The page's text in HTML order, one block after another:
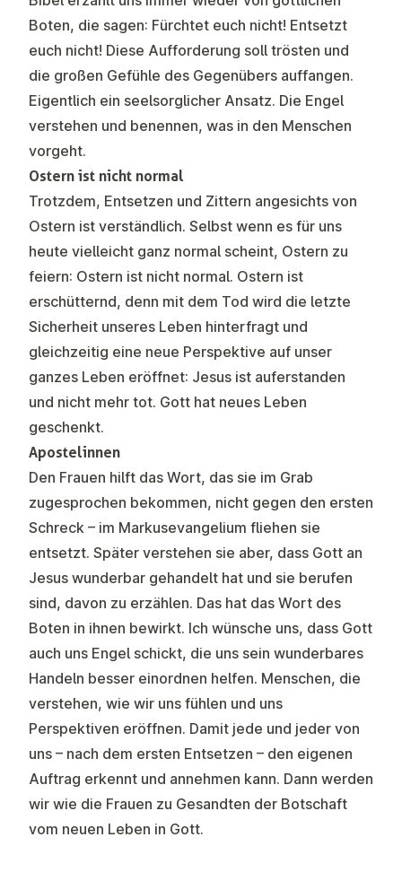
Boten, die sagen: Fürchtet euch nicht! Entsetzt
euch nicht! Diese Aufforderung soll trösten und
die großen Gefühle des Gegenübers auffangen.
Eigentlich ein seelsorglicher Ansatz. Die Engel
verstehen und benennen, was in den Menschen
vorgeht.
Ostern ist nicht normal
Trotzdem, Entsetzen und Zittern angesichts von
Ostern ist verständlich. Selbst wenn es für uns
heute vielleicht ganz normal scheint, Ostern zu
feiern: Ostern ist nicht normal. Ostern ist
erschütternd, denn mit dem Tod wird die letzte
Sicherheit unseres Leben hinterfragt und
gleichzeitig eine neue Perspektive auf unser
ganzes Leben eröffnet: Jesus ist auferstanden
und nicht mehr tot. Gott hat neues Leben
geschenkt.
Apostelinnen
Den Frauen hilft das Wort, das sie im Grab
zugesprochen bekommen, nicht gegen den ersten
Schreck – im Markusevangelium fliehen sie
entsetzt. Später verstehen sie aber, dass Gott an
Jesus wunderbar gehandelt hat und sie berufen
sind, davon zu erzählen. Das hat das Wort des
Boten in ihnen bewirkt. Ich wünsche uns, dass Gott
auch uns Engel schickt, die uns sein wunderbares
Handeln besser einordnen helfen. Menschen, die
verstehen, wie wir uns fühlen und uns
Perspektiven eröffnen. Damit jede und jeder von
uns – nach dem ersten Entsetzen – den eigenen
Auftrag erkennt und annehmen kann. Dann werden
wir wie die Frauen zu Gesandten der Botschaft
vom neuen Leben in Gott.